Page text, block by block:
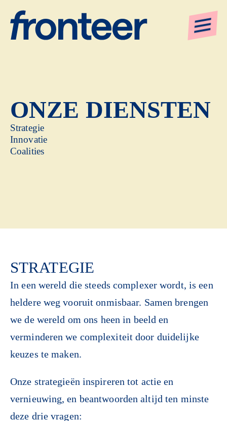
ONZE DIENSTEN
Strategie
Innovatie
Coalities
STRATEGIE
In een wereld die steeds complexer wordt, is een
heldere weg vooruit onmisbaar. Samen brengen
we de wereld om ons heen in beeld en
verminderen we complexiteit door duidelijke
keuzes te maken.
Onze strategieën inspireren tot actie en
vernieuwing, en beantwoorden altijd ten minste
deze drie vragen: